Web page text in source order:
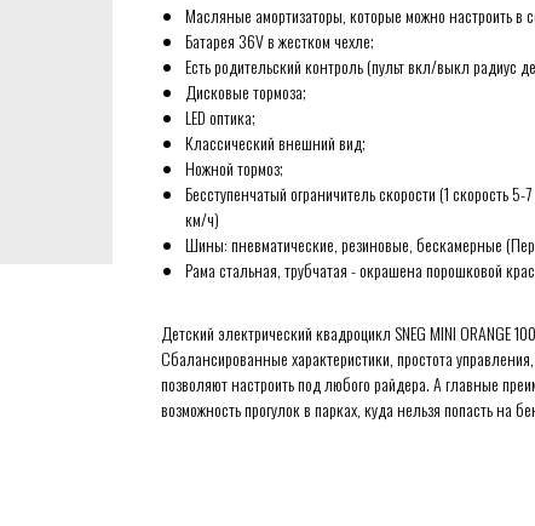
Масляные амортизаторы, которые можно настроить в
Батарея 36V в жестком чехле;
Есть родительский контроль (пульт вкл/выкл радиус
Дисковые тормоза;
LED оптика;
Классический внешний вид;
Ножной тормоз;
Бесступенчатый ограничитель скорости (1 скорость
км/ч)
Шины: пневматические, резиновые, бескамерные
Рама стальная, трубчатая - окрашена порошковой
Детский электрический квадроцикл SNEG MINI ORANGE
Сбалансированные характеристики, простота
позволяют настроить под любого райдера. А главные
возможность прогулок в парках, куда нельзя попасть на